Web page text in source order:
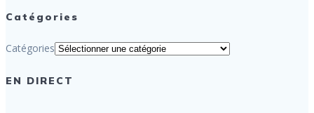
Catégories
Catégories
EN DIRECT